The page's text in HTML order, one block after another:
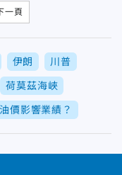
一頁
伊朗 川普
荷莫茲海峽
價影響業績？